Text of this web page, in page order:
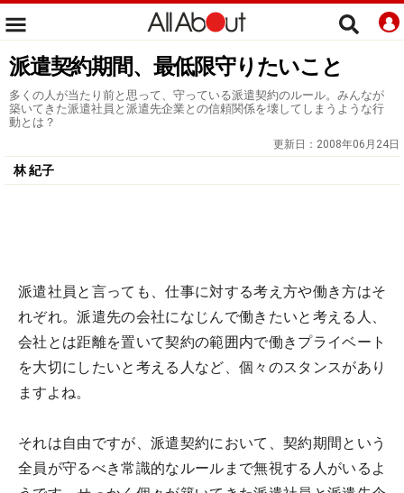
派遣契約期間、最低限守りたいこと
多くの人が当たり前と思って、守っている派遣契約のルール。みんなが
築いてきた派遣社員と派遣先企業との信頼関係を壊してしまうような行
動とは？
更新日： 2008年06月24日
林 紀子
派遣社員と言っても、仕事に対する考え方や働き方はそ
れぞれ。派遣先の会社になじんで働きたいと考える人、
会社とは距離を置いて契約の範囲内で働きプライベート
を大切にしたいと考える人など、個々のスタンスがあり
ますよね。
それは自由ですが、派遣契約において、契約期間という
全員が守るべき常識的なルールまで無視する人がいるよ